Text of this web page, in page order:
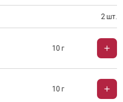
2 шт.
10 г
10 г